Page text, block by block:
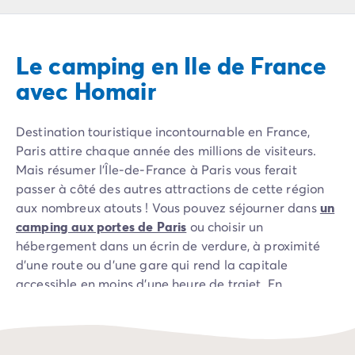
Camping Hendaye
Camping Bretagne
Camping Côtes d'Armor
Camping Ille-et-Vilaine
Camping Saint-Malo
Camping Morbihan
Camping Vannes
Camping Centre-Val de Loire
Camping Indre-et-Loire
Camping Chenonceau
Camping Champagne-Ardenne
Camping Ardennes
Camping Corse-du-Sud
Le camping en Ile de France
avec Homair
Destination touristique incontournable en France,
Paris attire chaque année des millions de visiteurs.
Mais résumer l’Île-de-France à Paris vous ferait
passer à côté des autres attractions de cette région
aux nombreux atouts ! Vous pouvez séjourner dansun
camping aux portes de Paris ou choisir un
hébergement dans un écrin de verdure, à proximité
d’une route ou d’une gare qui rend la capitale
accessible en moins d’une heure de trajet. En
, vous bénéficiez d’une position centrale et vous
pouvez rayonner à la découverte d’une nature et d’un